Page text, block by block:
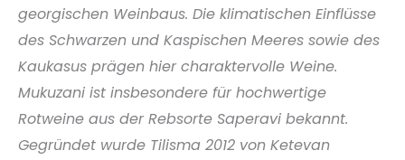
georgischen Weinbaus. Die klimatischen Einflüsse
des Schwarzen und Kaspischen Meeres sowie des
Kaukasus prägen hier charaktervolle Weine.
Mukuzani ist insbesondere für hochwertige
Rotweine aus der Rebsorte Saperavi bekannt.
Gegründet wurde Tilisma 2012 von Ketevan